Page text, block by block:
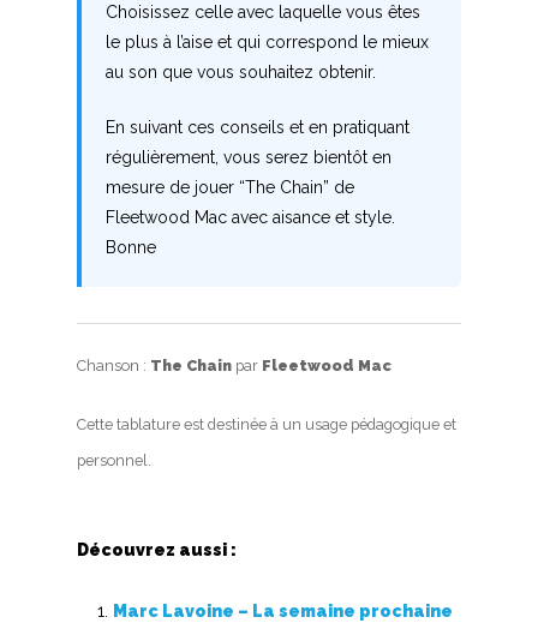
Choisissez celle avec laquelle vous êtes
le plus à l’aise et qui correspond le mieux
au son que vous souhaitez obtenir.
En suivant ces conseils et en pratiquant
régulièrement, vous serez bientôt en
mesure de jouer “The Chain” de
Fleetwood Mac avec aisance et style.
Bonne
Chanson : The Chain par Fleetwood Mac
Cette tablature est destinée à un usage pédagogique et
personnel.
Découvrez aussi :
Marc Lavoine – La semaine prochaine